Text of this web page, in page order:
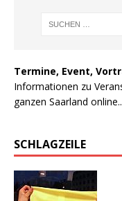
Termine, Event,
Informationen zu
ganzen Saarland online..
SCHLAGZEILE